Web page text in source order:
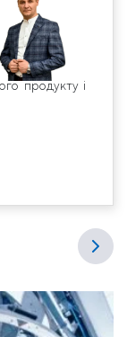
продукту і